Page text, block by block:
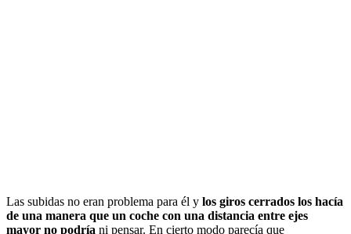
Las subidas no eran problema para él y los giros cerrados los hacía
de una manera que un coche con una distancia entre ejes
mayor no podría ni pensar. En cierto modo parecía que